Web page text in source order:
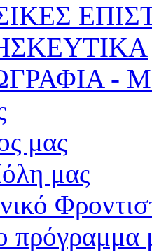
-
μας
μας
πρόγραμμα